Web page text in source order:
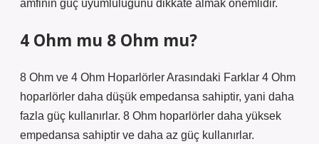
amfinin güç uyumluluğunu dikkate almak önemlidir.
4 Ohm mu 8 Ohm mu?
8 Ohm ve 4 Ohm Hoparlörler Arasındaki Farklar 4 Ohm
hoparlörler daha düşük empedansa sahiptir, yani daha
fazla güç kullanırlar. 8 Ohm hoparlörler daha yüksek
empedansa sahiptir ve daha az güç kullanırlar.